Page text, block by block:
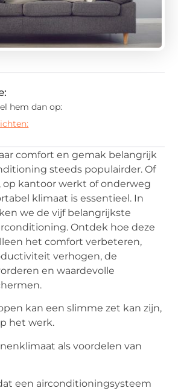
hem dan op:
comfort en gemak belangrijk
steeds populairder. Of
op kantoor werkt of onderweg
klimaat is essentieel. In
we de vijf belangrijkste
Ontdek hoe deze
het comfort verbeteren,
verhogen, de
en waardevolle
kan een slimme zet kan zijn,
het werk.
als voordelen van
een airconditioningsysteem